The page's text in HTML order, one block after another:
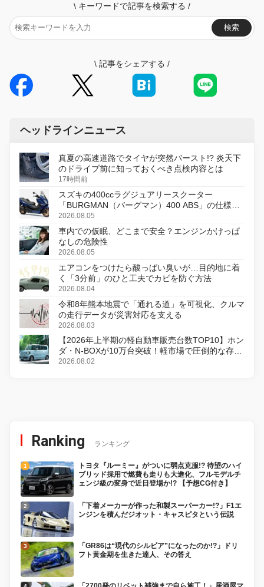
\ キーワードで記事を検索する /
検索
\ 記事をシェアする /
ヘッドラインニュース
真夏の高速道路でタイヤが突然バースト!? 炎天下
のドライブ前に知っておくべき点検内容とは
17時間前
スズキの400ccラグジュアリースクーター
「BURGMAN（バーグマン）400 ABS」の仕様を
変更し、8月18日に発売
2026.08.05
車内での仮眠、どこまで安全？エンジンかけっぱ
なしの危険性
2026.08.05
エアコンをつけたら酸っぱい臭いが…目的地に着
く「3分前」のひと工夫でカビを防ぐ方法
2026.08.04
令和8年熊本地震で「通れる道」を可視化、クルマ
の走行データが災害対応を支える
2026.08.03
【2026年上半期の軽自動車販売台数TOP10】ホン
ダ・N-BOXが10万台突破！軽市場で圧倒的な存在
感
2026.08.02
Ranking ランキング
トヨタ『ルーミー』がついに弱点克服!? 待望のハイ
ブリッド採用で燃費も走りも大進化、フルモデルチ
ェンジ級の変身で近日登場か!? 【予想CG付き】
「下着メーカーが作った和製スーパーカー!?」F1エ
ンジンを積んだジオット・キャスピタという伝説
「GR86は“現代のシルビア”になったのか!?」ドリ
フト黄金期を生きた達人、その答え